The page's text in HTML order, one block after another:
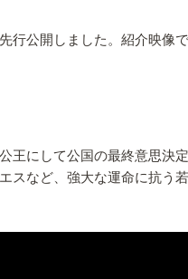
行公開しました。紹介映
王にして公国の最終意思
など、強大な運命に抗う